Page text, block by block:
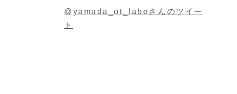
@yamada_ot_laboさんのツイー
ト